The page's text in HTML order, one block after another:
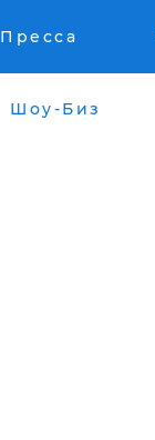
Пресса
Шоу-Биз